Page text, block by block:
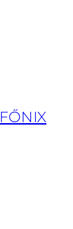
FŐNIX